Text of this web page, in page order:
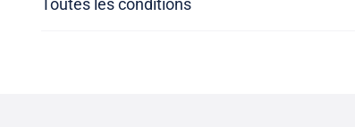
Toutes les conditions